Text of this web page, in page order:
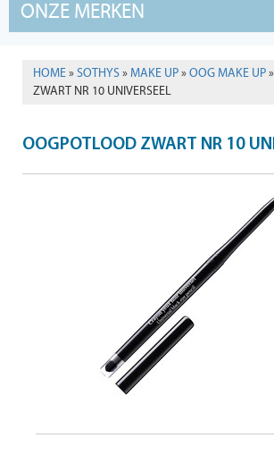
ONZE MERKEN
HOME»SOTHYS»MAKE UP»OOG MAKE UP
ZWART NR 10 UNIVERSEEL
OOGPOTLOOD ZWART NR 10